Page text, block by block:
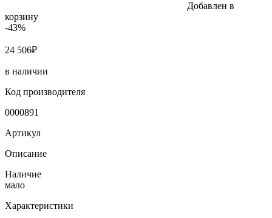
Добавлен в
корзину
-43%
24 506₽
в наличии
Код производителя
0000891
Артикул
Описание
Наличие
мало
Характеристики